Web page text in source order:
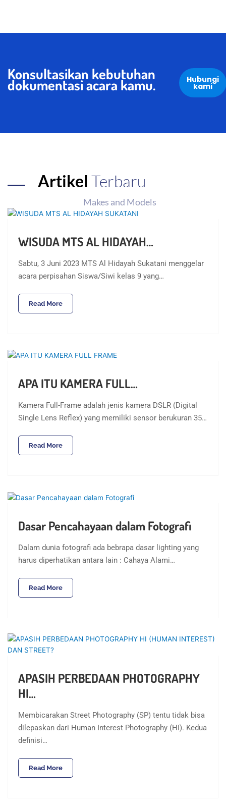
Konsultasikan kebutuhan
dokumentasi acara kamu. Hubungi
kami
Artikel Terbaru
Makes and Models
WISUDA MTS AL HIDAYAH…
Sabtu, 3 Juni 2023 MTS Al Hidayah Sukatani menggelar
acara perpisahan Siswa/Siwi kelas 9 yang…
Read More
APA ITU KAMERA FULL…
Kamera Full-Frame adalah jenis kamera DSLR (Digital
Single Lens Reflex) yang memiliki sensor berukuran 35…
Read More
Dasar Pencahayaan dalam Fotografi
Dalam dunia fotografi ada bebrapa dasar lighting yang
harus diperhatikan antara lain : Cahaya Alami…
Read More
APASIH PERBEDAAN PHOTOGRAPHY
HI…
Membicarakan Street Photography (SP) tentu tidak bisa
dilepaskan dari Human Interest Photography (HI). Kedua
definisi…
Read More